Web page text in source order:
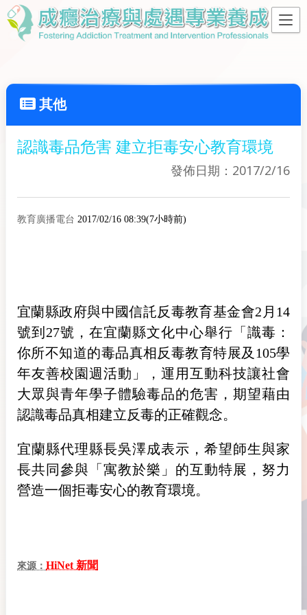
其他
認識毒品危害 建立拒毒安心教育環境
發佈日期：2017/2/16
教育廣播電台 2017/02/16 08:39(7小時前)
宜蘭縣政府與中國信託反毒教育基金會2月14
號到27號，在宜蘭縣文化中心舉行「識毒：
你所不知道的毒品真相反毒教育特展及105學
年友善校園週活動」，運用互動科技讓社會
大眾與青年學子體驗毒品的危害，期望藉由
認識毒品真相建立反毒的正確觀念。
宜蘭縣代理縣長吳澤成表示，希望師生與家
長共同參與「寓教於樂」的互動特展，努力
營造一個拒毒安心的教育環境。
來源： HiNet 新聞